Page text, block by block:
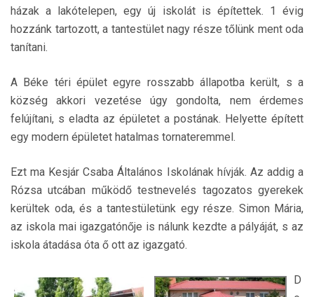
házak a lakótelepen, egy új iskolát is építettek. 1 évig
hozzánk tartozott, a tantestület nagy része tőlünk ment oda
tanítani.
A Béke téri épület egyre rosszabb állapotba került, s a
község akkori vezetése úgy gondolta, nem érdemes
felújítani, s eladta az épületet a postának. Helyette épített
egy modern épületet hatalmas tornateremmel.
Ezt ma Kesjár Csaba Általános Iskolának hívják. Az addig a
Rózsa utcában működő testnevelés tagozatos gyerekek
kerültek oda, és a tantestületünk egy része. Simon Mária,
az iskola mai igazgatónője is nálunk kezdte a pályáját, s az
iskola átadása óta ő ott az igazgató.
D